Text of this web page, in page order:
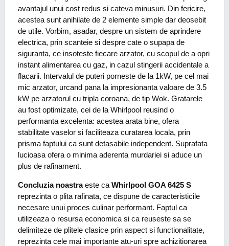
avantajul unui cost redus si cateva minusuri. Din fericire,
acestea sunt anihilate de 2 elemente simple dar deosebit
de utile. Vorbim, asadar, despre un sistem de aprindere
electrica, prin scanteie si despre cate o supapa de
siguranta, ce insoteste fiecare arzator, cu scopul de a opri
instant alimentarea cu gaz, in cazul stingerii accidentale a
flacarii. Intervalul de puteri porneste de la 1kW, pe cel mai
mic arzator, urcand pana la impresionanta valoare de 3.5
kW pe arzatorul cu tripla coroana, de tip Wok. Gratarele
au fost optimizate, cei de la Whirlpool reusind o
performanta excelenta: acestea arata bine, ofera
stabilitate vaselor si faciliteaza curatarea locala, prin
prisma faptului ca sunt detasabile independent. Suprafata
lucioasa ofera o minima aderenta murdariei si aduce un
plus de rafinament.
Concluzia noastraeste ca Whirlpool GOA 6425 S
reprezinta o plita rafinata, ce dispune de caracteristicile
necesare unui proces culinar performant. Faptul ca
utilizeaza o resursa economica si ca reuseste sa se
delimiteze de plitele clasice prin aspect si functionalitate,
reprezinta cele mai importante atu-uri spre achizitionarea